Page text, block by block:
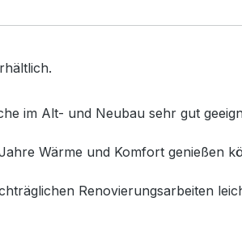
im Alt- und Neubau sehr gut
Wärme und Komfort genießen
Renovierungsarbeiten